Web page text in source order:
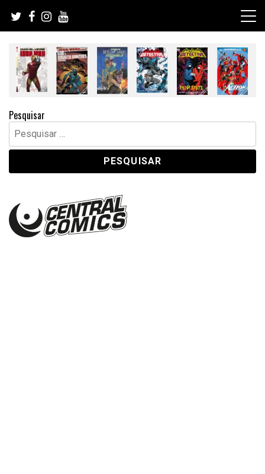
content
Pesquisar
Pesquisar
por: